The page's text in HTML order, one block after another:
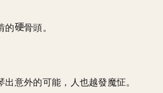
的 骨頭。
出意外的可能，人也越發魔怔。